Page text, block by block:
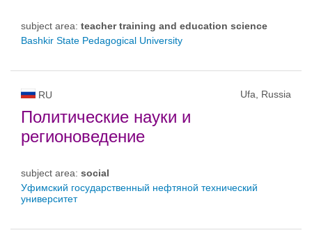
subject area: teacher training and education science
Bashkir State Pedagogical University
RU Ufa, Russia
Политические науки и
регионоведение
subject area: social
Уфимский государственный нефтяной технический
университет